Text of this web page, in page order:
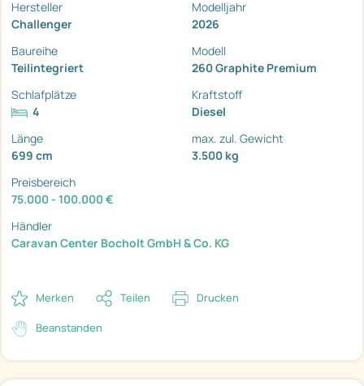
Hersteller
Challenger
Modelljahr
2026
Baureihe
Teilintegriert
Modell
260 Graphite Premium
Schlafplätze
4
Kraftstoff
Diesel
Länge
699 cm
max. zul. Gewicht
3.500 kg
Preisbereich
75.000 - 100.000 €
Händler
Caravan Center Bocholt GmbH & Co. KG
Merken Teilen Drucken
Beanstanden